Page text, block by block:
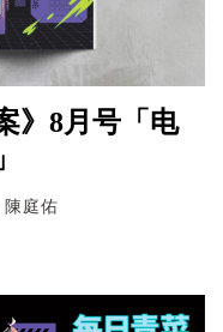
》8月号「电
庭佑